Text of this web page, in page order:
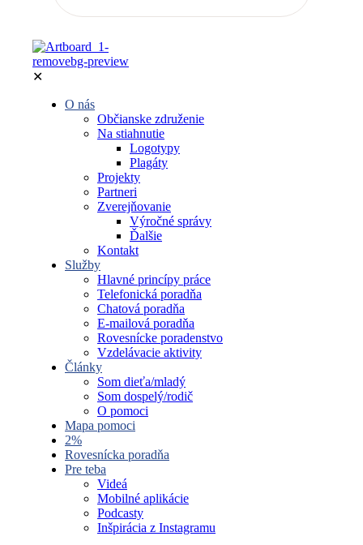
✕
O nás
Občianske združenie
Na stiahnutie
Logotypy
Plagáty
Projekty
Partneri
Zverejňovanie
Výročné správy
Ďalšie
Kontakt
Služby
Hlavné princípy práce
Telefonická poradňa
Chatová poradňa
E-mailová poradňa
Rovesnícke poradenstvo
Vzdelávacie aktivity
Články
Som dieťa/mladý
Som dospelý/rodič
O pomoci
Mapa pomoci
2%
Rovesnícka poradňa
Pre teba
Videá
Mobilné aplikácie
Podcasty
Inšpirácia z Instagramu